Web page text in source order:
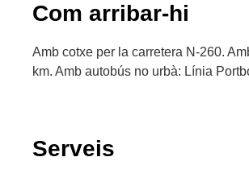
Com arribar-hi
Amb cotxe per la carretera N-260.
km. Amb autobús no urbà: Línia
Serveis